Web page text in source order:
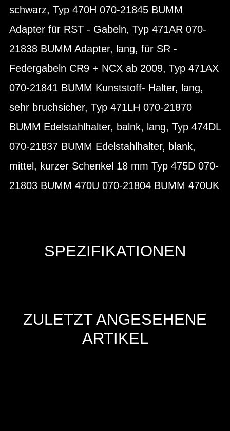
schwarz, Typ 470H 070-21845 BUMM
Adapter für RST - Gabeln, Typ 471AR 070-
21838 BUMM Adapter, lang, für SR -
Federgabeln CR9 + NCX ab 2009, Typ 471AX
070-21841 BUMM Kunststoff- Halter, lang,
sehr bruchsicher, Typ 471LH 070-21870
BUMM Edelstahlhalter, balnk, lang, Typ 474DL
070-21837 BUMM Edelstahlhalter, blank,
mittel, kurzer Schenkel 18 mm Typ 475D 070-
21803 BUMM 470U 070-21804 BUMM 470UK
SPEZIFIKATIONEN
ZULETZT ANGESEHENE
ARTIKEL